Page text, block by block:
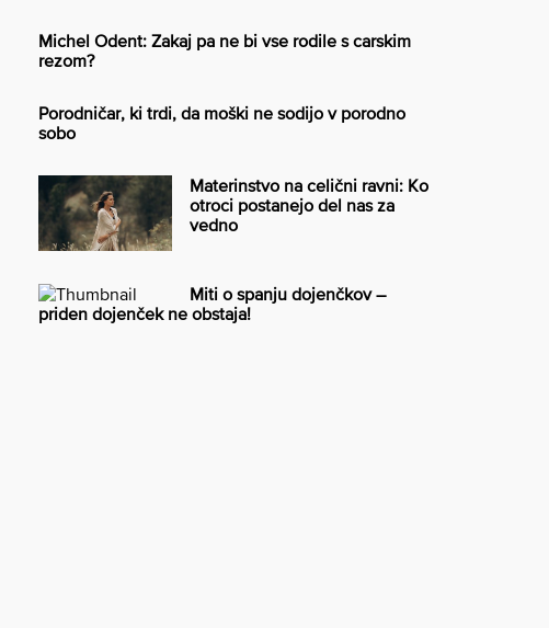
Michel Odent: Zakaj pa ne bi vse rodile s carskim
rezom?
Porodničar, ki trdi, da moški ne sodijo v porodno
sobo
Materinstvo na celični ravni: Ko
otroci postanejo del nas za
vedno
Miti o spanju dojenčkov –
priden dojenček ne obstaja!